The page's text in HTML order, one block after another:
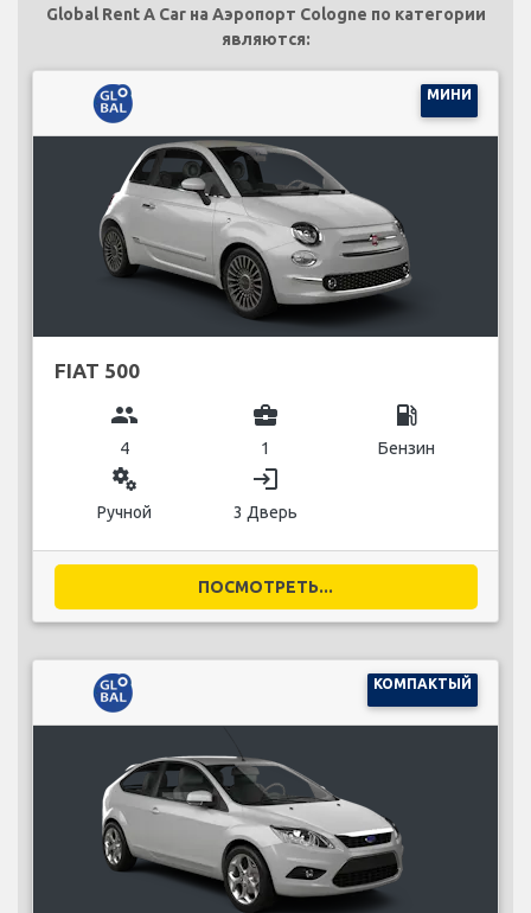
Global Rent A Car на Аэропорт Cologne по категории
являются:
МИНИ
FIAT 500
group
4
business_center
1
local_gas_station
Бензин
miscellaneous_services
Ручной
login
3 Дверь
ПОСМОТРЕТЬ...
КОМПАКТЫЙ